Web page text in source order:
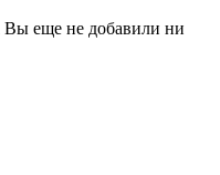
Вы еще не добавили ни